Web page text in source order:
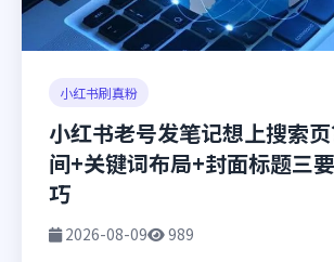
小红书刷真粉
小红书老号发笔记想上搜索
间+关键词布局+封面标题三
巧
2026-08-09 989